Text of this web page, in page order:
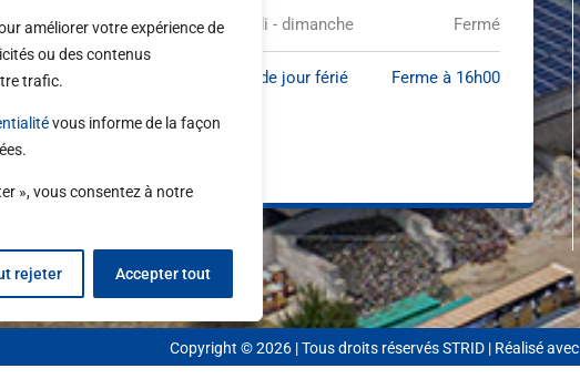
améliorer votre expérience de
ou des contenus
trafic.
vous informe de la façon
», vous consentez à notre
rejeter Accepter tout
- 17h00
Fermé
à 17h00
Samedi - dimanche Fermé
Veille de jour férié Ferme à 16h00
Copyright © 2026 | Tous droits réservés STRID | Réalisé avec